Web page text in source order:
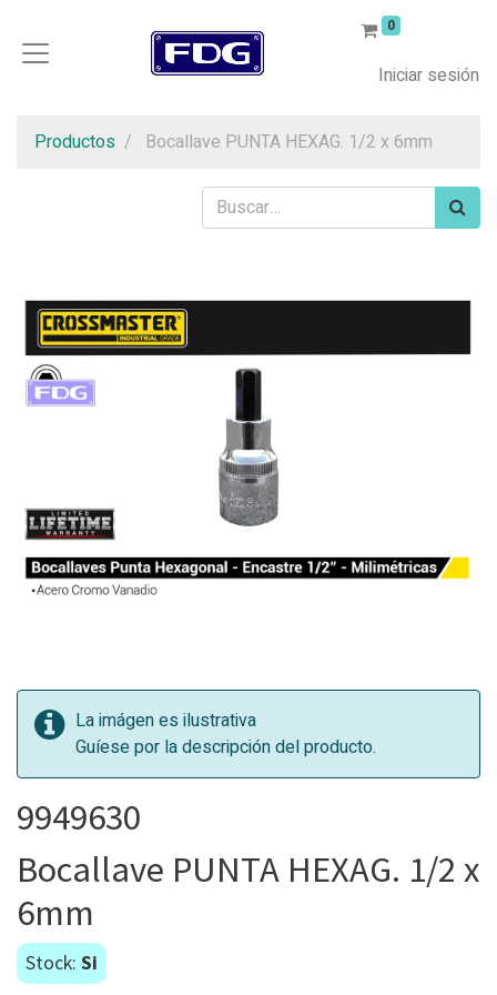
0
Iniciar sesión
Productos Bocallave PUNTA HEXAG. 1/2 x 6mm
La imágen es ilustrativa
Guíese por la descripción del producto.
9949630
Bocallave PUNTA HEXAG. 1/2 x
6mm
Stock: Si